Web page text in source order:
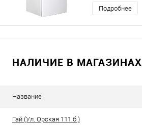
Подробнее
НАЛИЧИЕ В МАГАЗИНАХ
Название
Гай (Ул. Орская 111 б.)